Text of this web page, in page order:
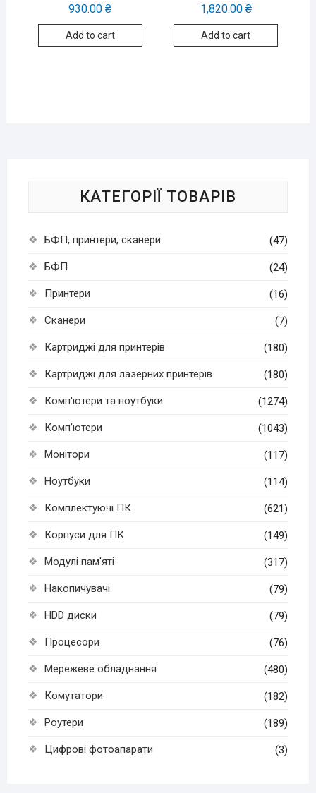
930.00₴
Add to cart
1,820.00 ₴
Add to cart
КАТЕГОРІЇ ТОВАРІВ
БФП, принтери, сканери (47)
БФП (24)
Принтери (16)
Сканери (7)
Картриджі для принтерів (180)
Картриджі для лазерних принтерів (180)
Комп'ютери та ноутбуки (1274)
Комп'ютери (1043)
Монітори (117)
Ноутбуки (114)
Комплектуючі ПК (621)
Корпуси для ПК (149)
Модулі пам'яті (317)
Накопичувачі (79)
HDD диски (79)
Процесори (76)
Мережеве обладнання (480)
Комутатори (182)
Роутери (189)
Цифрові фотоапарати (3)